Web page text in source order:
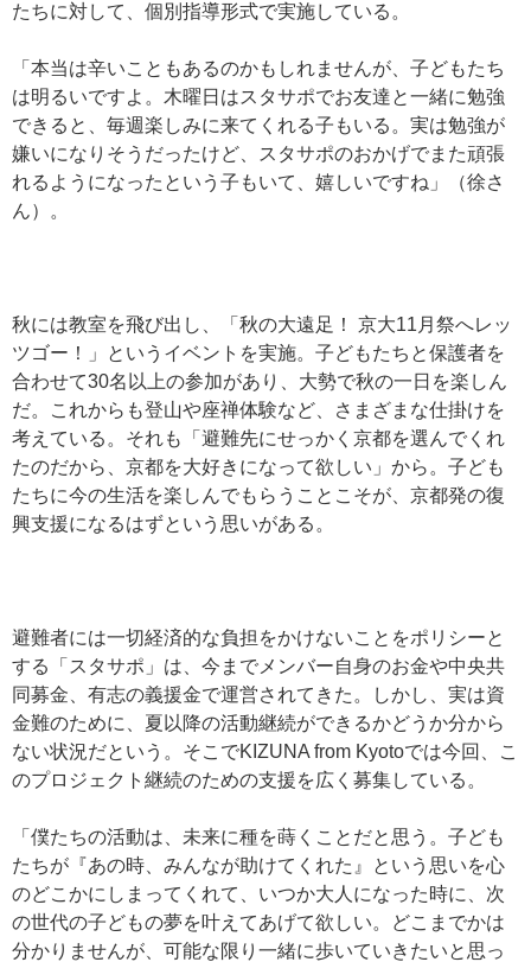
たちに対して、個別指導形式で実施している。
「本当は辛いこともあるのかもしれませんが、子どもたち
は明るいですよ。木曜日はスタサポでお友達と一緒に勉強
できると、毎週楽しみに来てくれる子もいる。実は勉強が
嫌いになりそうだったけど、スタサポのおかげでまた頑張
れるようになったという子もいて、嬉しいですね」（徐さ
ん）。
秋には教室を飛び出し、「秋の大遠足！ 京大11月祭へレッ
ツゴー！」というイベントを実施。子どもたちと保護者を
合わせて30名以上の参加があり、大勢で秋の一日を楽しん
だ。これからも登山や座禅体験など、さまざまな仕掛けを
考えている。それも「避難先にせっかく京都を選んでくれ
たのだから、京都を大好きになって欲しい」から。子ども
たちに今の生活を楽しんでもらうことこそが、京都発の復
興支援になるはずという思いがある。
避難者には一切経済的な負担をかけないことをポリシーと
する「スタサポ」は、今までメンバー自身のお金や中央共
同募金、有志の義援金で運営されてきた。しかし、実は資
金難のために、夏以降の活動継続ができるかどうか分から
ない状況だという。そこでKIZUNA from Kyotoでは今回、こ
のプロジェクト継続のための支援を広く募集している。
「僕たちの活動は、未来に種を蒔くことだと思う。子ども
たちが『あの時、みんなが助けてくれた』という思いを心
のどこかにしまってくれて、いつか大人になった時に、次
の世代の子どもの夢を叶えてあげて欲しい。どこまでかは
分かりませんが、可能な限り一緒に歩いていきたいと思っ